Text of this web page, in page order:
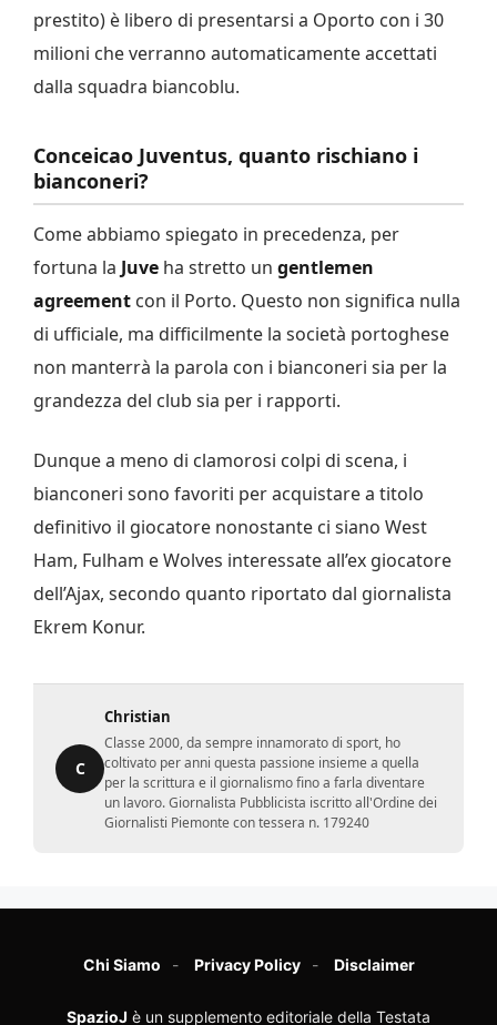
prestito) è libero di presentarsi a Oporto con i 30
milioni che verranno automaticamente accettati
dalla squadra biancoblu.
Conceicao Juventus, quanto rischiano i
bianconeri?
Come abbiamo spiegato in precedenza, per
fortuna la Juve ha stretto un gentlemen
agreement con il Porto. Questo non significa nulla
di ufficiale, ma difficilmente la società portoghese
non manterrà la parola con i bianconeri sia per la
grandezza del club sia per i rapporti.
Dunque a meno di clamorosi colpi di scena, i
bianconeri sono favoriti per acquistare a titolo
definitivo il giocatore nonostante ci siano West
Ham, Fulham e Wolves interessate all’ex giocatore
dell’Ajax, secondo quanto riportato dal giornalista
Ekrem Konur.
C
Christian
Classe 2000, da sempre innamorato di sport, ho
coltivato per anni questa passione insieme a quella
per la scrittura e il giornalismo fino a farla diventare
un lavoro. Giornalista Pubblicista iscritto all'Ordine dei
Giornalisti Piemonte con tessera n. 179240
Chi Siamo Privacy Policy Disclaimer
SpazioJ è un supplemento editoriale della Testata